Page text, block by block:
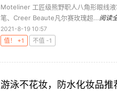
Moteliner 工匠级熊野职人八角形眼线
笔、Creer Beaute凡尔赛玫瑰超...阅读
2021-8-19 10:57
值！ +1
不值 -1
游泳不花妆，防水化妆品推